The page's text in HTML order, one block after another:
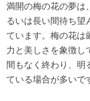
満開の梅の花の夢は
るいは長い間待ち望
ています。梅の花は
力と美しさを象徴し
間もなく終わり、明
ている場合が多いで